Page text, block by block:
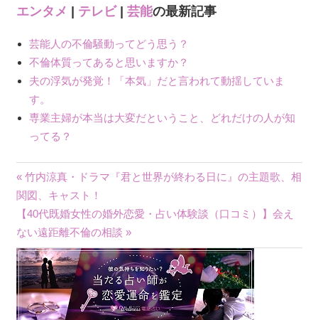
エンタメ テレビ| 芸能の最新記事
芸能人の不倫騒動ってどう思う？
不倫体質ってあると思いますか？
夫の浮気が発覚！「本気」だと言われて動揺していま
す。
専業主婦が本当は大変だということ、どれだけの人が知
ってる？
投
稿
ナ
ビ
ゲ
« 竹内涼真・ドラマ『君と世界が終わる日に』の主題歌、相
関図、キャスト！
【40代既婚女性の婚外恋愛・占い体験談（口コミ）】会え
ない遠距離不倫の相談 »